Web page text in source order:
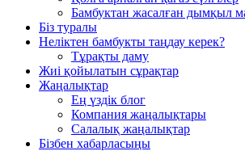
Бамбуктан жасалған дымқыл
Біз туралы
Неліктен бамбукты таңдау керек?
Тұрақты даму
Жиі қойылатын сұрақтар
Жаңалықтар
Ең үздік блог
Компания жаңалықтары
Салалық жаңалықтар
Бізбен хабарласыңы